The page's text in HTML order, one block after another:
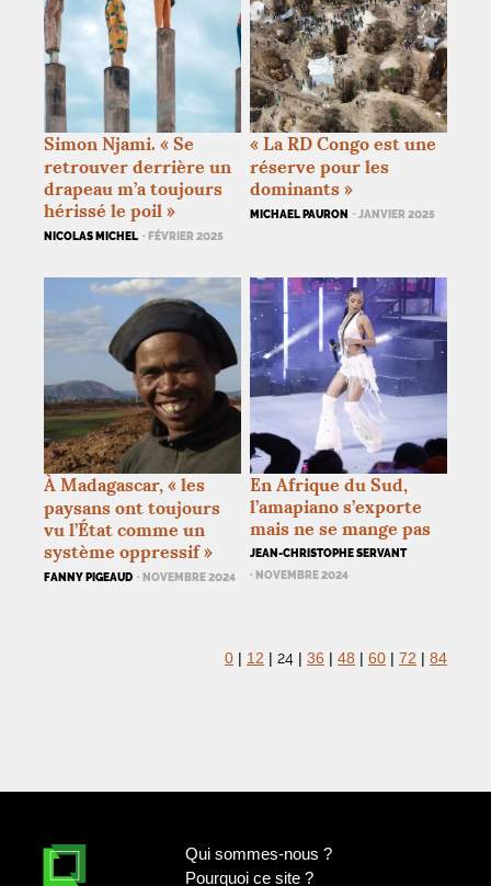
Simon Njami. « Se
retrouver derrière un
drapeau m’a toujours
hérissé le poil »
NICOLAS MICHEL · FÉVRIER 2025
« LaRD Congo est une
réserve pour les
dominants »
MICHAEL PAURON · JANVIER 2025
À Madagascar, « les
paysans ont toujours
vu l’État comme un
système oppressif »
FANNY PIGEAUD · NOVEMBRE 2024
En Afrique du Sud,
l’amapiano s’exporte
mais ne se mange pas
JEAN-CHRISTOPHE SERVANT
· NOVEMBRE 2024
0 | 12 | 24 | 36 | 48 | 60 | 72 | 84
Qui sommes-nous ?
Pourquoi ce site ?